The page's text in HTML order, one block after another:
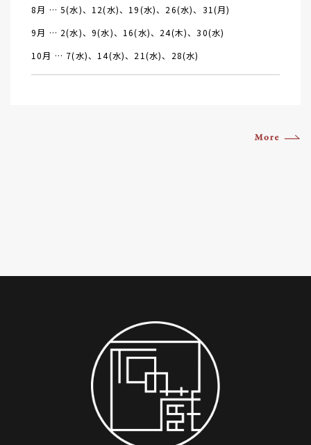
8月 … 5(水)、12(水)、19(水)、26(水)、31(月)
9月 … 2(水)、9(水)、16(水)、24(木)、30(水)
10月 … 7(水)、14(水)、21(水)、28(水)